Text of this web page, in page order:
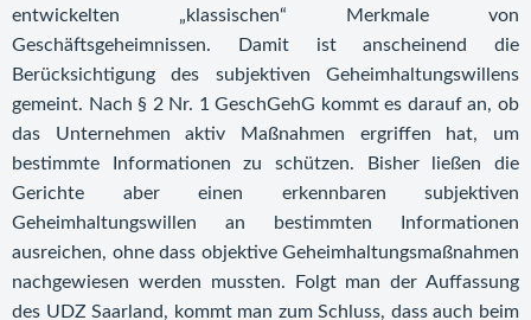
entwickelten „klassischen“ Merkmale von
Geschäftsgeheimnissen. Damit ist anscheinend die
Berücksichtigung des subjektiven Geheimhaltungswillens
gemeint. Nach § 2 Nr. 1 GeschGehG kommt es darauf an, ob
das Unternehmen aktiv Maßnahmen ergriffen hat, um
bestimmte Informationen zu schützen. Bisher ließen die
Gerichte aber einen erkennbaren subjektiven
Geheimhaltungswillen an bestimmten Informationen
ausreichen, ohne dass objektive Geheimhaltungsmaßnahmen
nachgewiesen werden mussten. Folgt man der Auffassung
des UDZ Saarland, kommt man zum Schluss, dass auch beim